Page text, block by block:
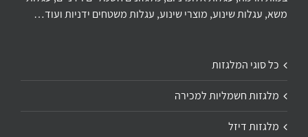
משא, עגלות שינוע, מוצרי שינוע, עגלות משטחים ידניות ועוד…
כל סוגי המלגזות
מלגזות חשמליות למכירה
מלגזות דיזל